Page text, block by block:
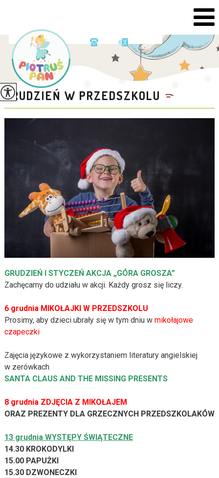
GRUDZIEŃ W PRZEDSZKOLU
GRUDZIEŃ I STYCZEŃ AKCJA „GÓRA GROSZA”
Zachęcamy do udziału w akcji. Każdy grosz się liczy.
6 grudnia MIKOŁAJKI W PRZEDSZKOLU
Prosimy, aby dzieci ubrały się w tym dniu w mikołajowe
czapeczki
Zajęcia językowe z wykorzystaniem literatury angielskiej
w zerówkach
SANTA CLAUS AND THE MISSING PRESENTS
8 grudnia ZDJĘCIA Z MIKOŁAJEM
ORAZ PREZENTY DLA GRZECZNYCH PRZEDSZKOLAKÓW
13 grudnia WYSTĘPY ŚWIĄTECZNE
14.30 KROKODYLKI
15.00 PAPUŻKI
15.30 DZWONECZKI